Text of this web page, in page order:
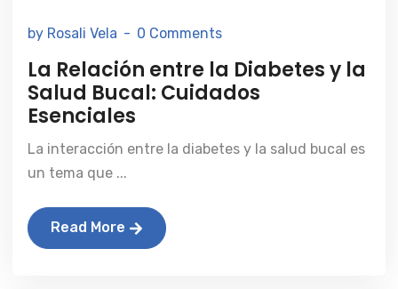
by Rosali Vela 0 Comments
La Relación entre la Diabetes y la
Salud Bucal: Cuidados
Esenciales
La interacción entre la diabetes y la salud bucal es
un tema que ...
Read More